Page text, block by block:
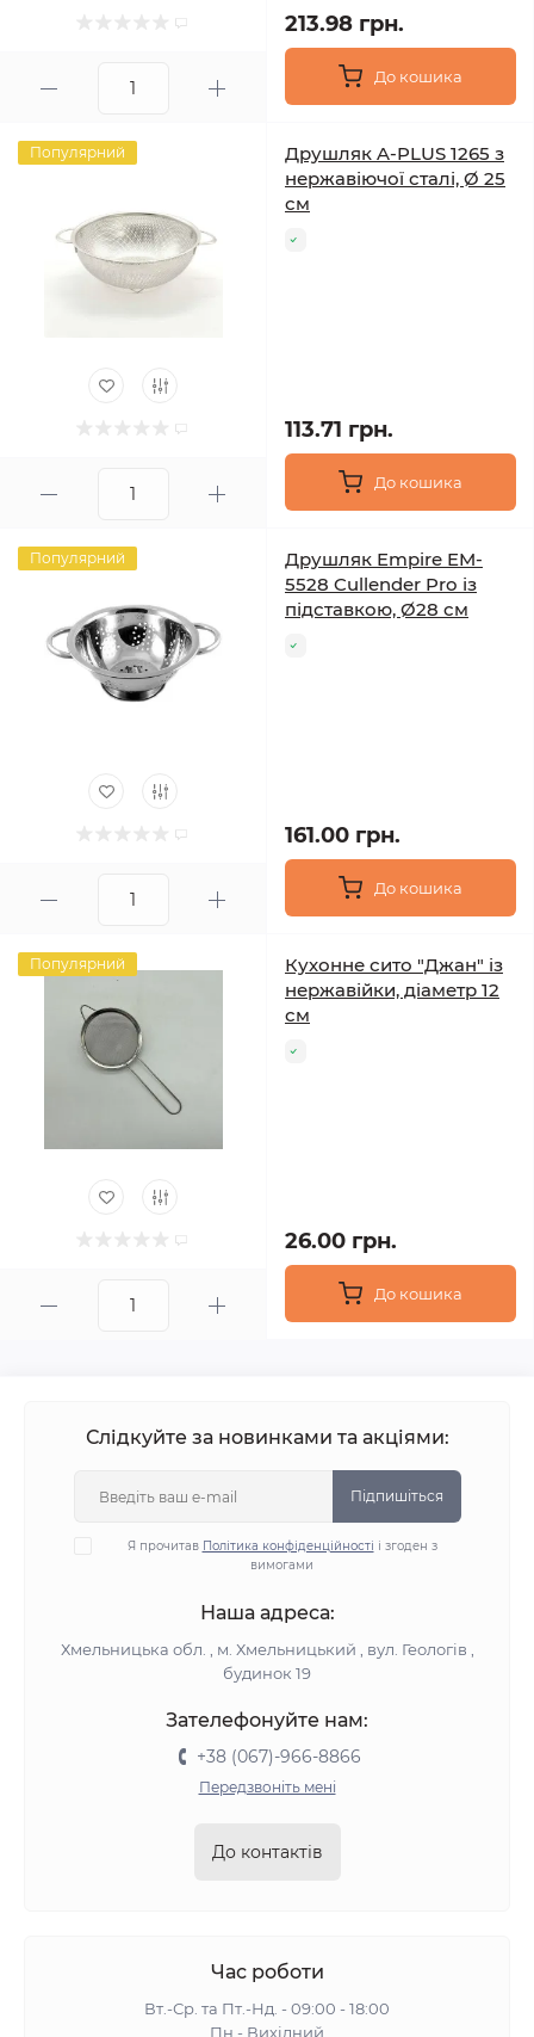
213.98 грн.
До кошика
Популярний
Друшляк A-PLUS 1265 з
нержавіючої сталі, Ø 25
см
113.71 грн.
До кошика
Популярний
Друшляк Empire EM-
5528 Cullender Pro із
підставкою, Ø28 см
161.00 грн.
До кошика
Популярний
Кухонне сито "Джан" із
нержавійки, діаметр 12
см
26.00 грн.
До кошика
Слідкуйте за новинками та акціями:
Підпишіться
Я прочитав Політика конфіденційності і згоден з
вимогами
Наша адреса:
Хмельницька обл. , м. Хмельницький , вул. Геологів ,
будинок 19
Зателефонуйте нам:
+38 (067)-966-8866
Передзвоніть мені
До контактів
Час роботи
Вт.-Ср. та Пт.-Нд. - 09:00 - 18:00
Пн - Вихідний